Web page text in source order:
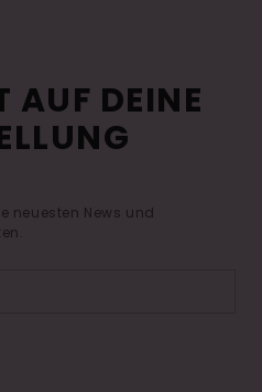
AUF DEINE
neuesten News und